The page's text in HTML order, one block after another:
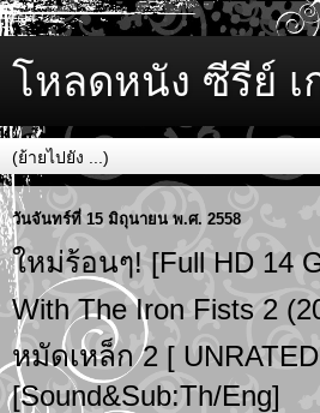
โหลดหนัง ซีรีย์
วันจันทร์ที่ 15 มิถุนายน พ.ศ. 2558
ใหม่ร้อนๆ! [Full HD 14
With The Iron Fists 2
หมัดเหล็ก 2 [
[Sound&Sub:Th/Eng]